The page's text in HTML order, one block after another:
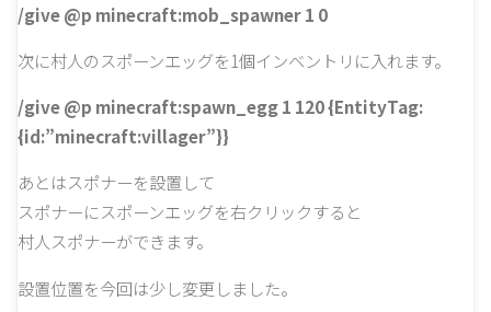
/give @p minecraft:mob_spawner 1 0
次に村人のスポーンエッグを1個インベントリに入れます。
/give @p minecraft:spawn_egg 1 120 {EntityTag:
{id:”minecraft:villager”}}
あとはスポナーを設置して
スポナーにスポーンエッグを右クリックすると
村人スポナーができます。
設置位置を今回は少し変更しました。